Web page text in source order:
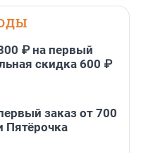
₽ на первый
скидка 600 ₽
заказ от 700
Пятёрочка